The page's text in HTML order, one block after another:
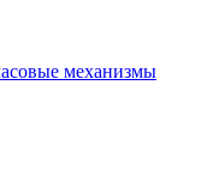
механизмы